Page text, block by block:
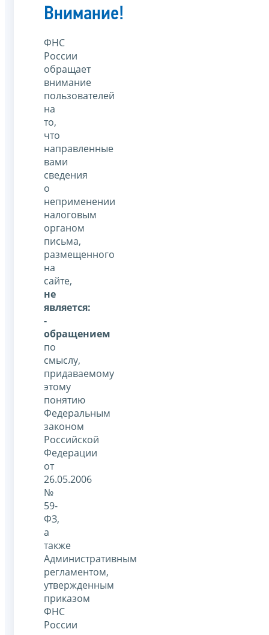
Внимание!
ФНС
России
обращает
внимание
пользователей
на
то,
что
направленные
вами
сведения
о
неприменении
налоговым
органом
письма,
размещенного
на
сайте,
не
является:
-
обращением
по
смыслу,
придаваемому
этому
понятию
Федеральным
законом
Российской
Федерации
от
26.05.2006
№
59-
ФЗ,
а
также
Административным
регламентом,
утвержденным
приказом
ФНС
России